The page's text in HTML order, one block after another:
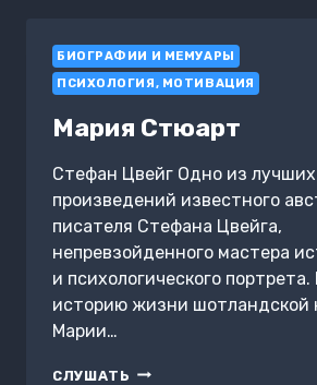
БИОГРАФИИ И МЕМУАРЫ
ПСИХОЛОГИЯ, МОТИВАЦИЯ
Мария Стюарт
Стефан Цвейг Одно из лучших
произведений известного
писателя Стефана Цвейга,
непревзойденного мастера
и психологического портрета.
историю жизни шотландской
Марии…
СЛУШАТЬ МАРИЯ